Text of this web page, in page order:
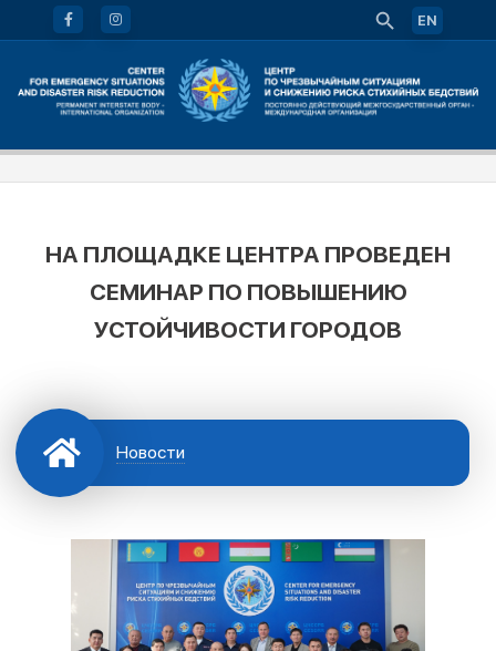
EN
НА ПЛОЩАДКЕ ЦЕНТРА ПРОВЕДЕН
СЕМИНАР ПО ПОВЫШЕНИЮ
УСТОЙЧИВОСТИ ГОРОДОВ
Новости